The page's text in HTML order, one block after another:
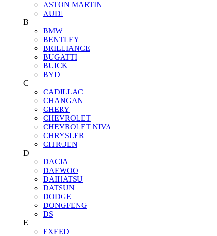
ASTON MARTIN
AUDI
B
BMW
BENTLEY
BRILLIANCE
BUGATTI
BUICK
BYD
C
CADILLAC
CHANGAN
CHERY
CHEVROLET
CHEVROLET NIVA
CHRYSLER
CITROEN
D
DACIA
DAEWOO
DAIHATSU
DATSUN
DODGE
DONGFENG
DS
E
EXEED